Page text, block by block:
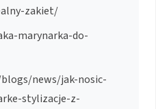
zakiet/
marynarka-do-
news/jak-nosic-
stylizacje-z-